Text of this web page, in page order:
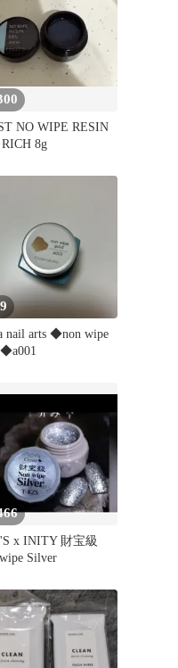
NO WIPE RESIN
8g
nail arts ◆non wipe
x INITY 財宝級
Silver